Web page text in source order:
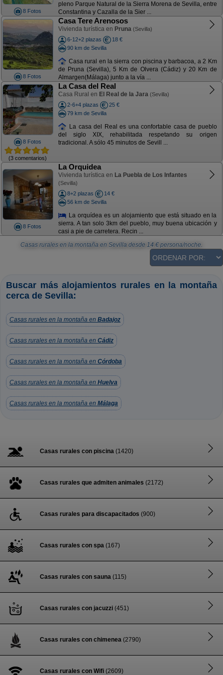
8 Fotos
pleno Parque Natural de la Sierra Morena de Sevilla, entre
Constantina y Cazalla de la Sier ...
8 Fotos
Casa Tere Arenosos
Vivienda turística en Pruna (Sevilla)
6-12+2 plazas
18 €
90 km de Sevilla
Casa rural en la sierra con piscina y barbacoa, a 2 Km
de Pruna (Sevilla), 5 Km de Olvera (Cádiz) y 20 Km de
Almargen(Málaga) junto a la vía ...
8 Fotos
(3 comentarios)
La Casa del Real
Casa Rural en El Real de la Jara (Sevilla)
2-6+4 plazas
25 €
79 km de Sevilla
La casa del Real es una confortable casa de pueblo
del siglo XIX, rehabilitada respetando su origen
tradicional. A sólo 45 minutos de Sevill ...
8 Fotos
La Orquidea
Vivienda turística en La Puebla de Los Infantes
(Sevilla)
8+2 plazas
14 €
56 km de Sevilla
La orquídea es un alojamiento que está situado en la
sierra. A tan solo 3km del pueblo, muy buena ubicación y
casi a pie de carretera. Recin ...
Casas rurales en la montaña en Sevilla desde 14 € persona/noche.
Buscar más alojamientos rurales en la montaña
cerca de Sevilla:
Casas rurales en la montaña en Badajoz
Casas rurales en la montaña en Cádiz
Casas rurales en la montaña en Córdoba
Casas rurales en la montaña en Huelva
Casas rurales en la montaña en Málaga
Casas rurales con piscina (1420)
Casas rurales que admiten animales (2172)
Casas rurales para discapacitados (900)
Casas rurales con spa (167)
Casas rurales con sauna (115)
Casas rurales con jacuzzi (451)
Casas rurales con chimenea (2790)
Casas rurales con Wifi (2609)